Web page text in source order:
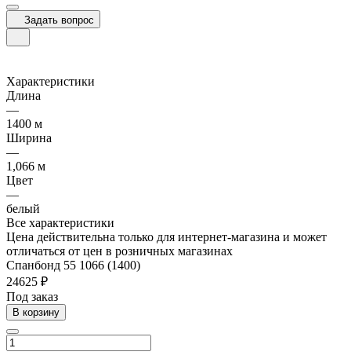
Задать вопрос
Характеристики
Длина
—
1400 м
Ширина
—
1,066 м
Цвет
—
белый
Все характеристики
Цена действительна только для интернет-магазина и может
отличаться от цен в розничных магазинах
Спанбонд 55 1066 (1400)
24625 ₽
Под заказ
В корзину